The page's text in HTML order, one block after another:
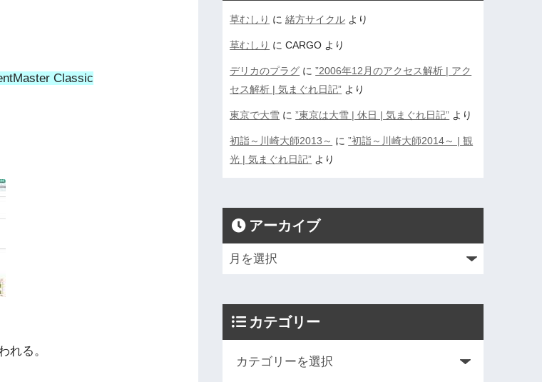
Classic
れる。
草むしり に緒方サイクル より
草むしり にCARGO より
デリカのプラグ に”2006年12月のアクセス解析 | アク
セス解析 | 気まぐれ日記” より
東京で大雪 に”東京は大雪 | 休日 | 気まぐれ日記” より
初詣～川崎大師2013～ に”初詣～川崎大師2014～ | 観
光 | 気まぐれ日記” より
アーカイブ
カテゴリー